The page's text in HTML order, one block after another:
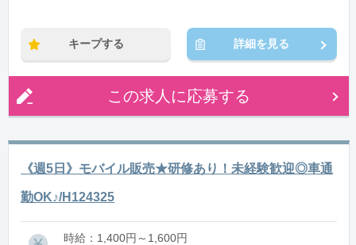
キープする 詳細を見る
この求人に応募する
《週5日》モバイル販売★研修あり！未経験歓迎◎車通
勤OK♪/H124325
時給：1,400円～1,600円